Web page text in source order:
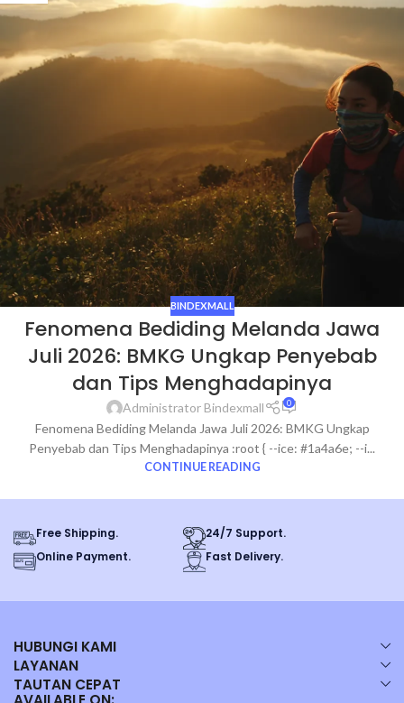
BINDEXMALL
Fenomena Bediding Melanda Jawa
Juli 2026: BMKG Ungkap Penyebab
dan Tips Menghadapinya
Administrator Bindexmall 0
Fenomena Bediding Melanda Jawa Juli 2026: BMKG Ungkap
Penyebab dan Tips Menghadapinya :root { --ice: #1a4a6e; --i...
CONTINUE READING
Free Shipping.
24/7 Support.
Online Payment.
Fast Delivery.
HUBUNGI KAMI
LAYANAN
TAUTAN CEPAT